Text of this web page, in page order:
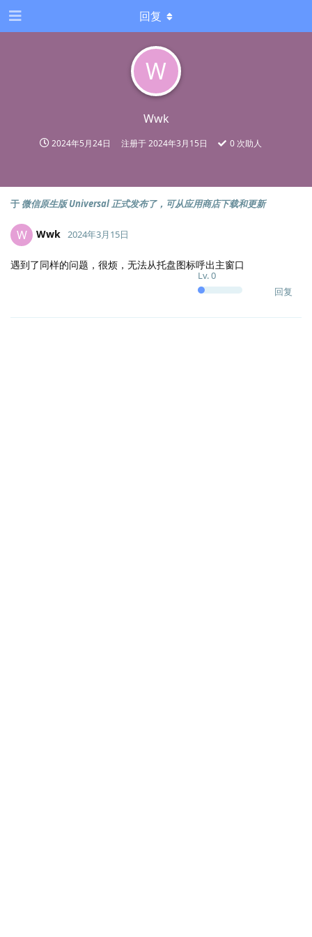
W
Wwk
2024年5月24日 注册于2024年3月15日 0 次助人
回复
于 微信原生版 Universal 正式发布了，可从应用商店下载和更新
W Wwk
Lv.0
2024年3月15日
遇到了同样的问题，很烦，无法从托盘图标呼出主窗口
回复